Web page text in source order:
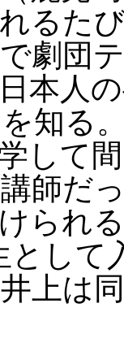
るた
劇団
本人
知る
して
師だ
られ
として
上は